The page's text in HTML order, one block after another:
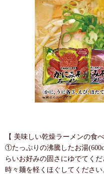
【 美味しい乾燥ラーメンの食べ
①たっぷりの沸騰したお湯
らいお好みの固さにゆでてくだ
時々麺を軽くほぐしてください